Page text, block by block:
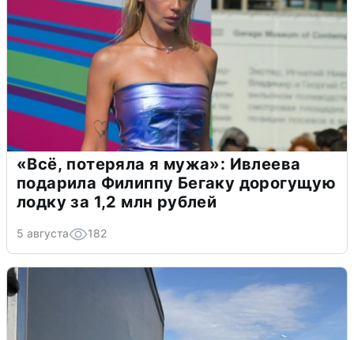
«Всё, потеряла я мужа»: Ивлеева
подарила Филиппу Бегаку дорогущую
лодку за 1,2 млн рублей
5 августа 182